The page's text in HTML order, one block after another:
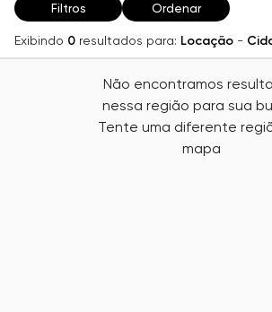
Filtros Ordenar
Exibindo 0 resultados para: Locação -
Não encontramos
nessa região para sua
Tente uma diferente
mapa